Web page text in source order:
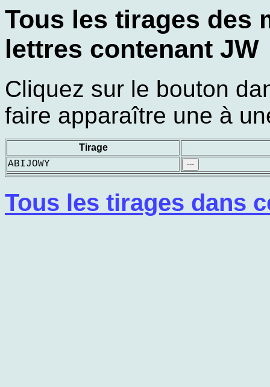
Tous les tirages des
lettres contenant JW
Cliquez sur le bouton
faire apparaître une à
Tirage
ABIJOWY ---
Tous les tirages dans